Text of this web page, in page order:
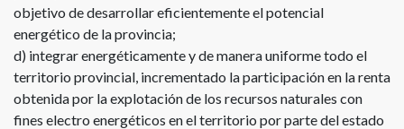
objetivo de desarrollar eficientemente el potencial
energético de la provincia;
d) integrar energéticamente y de manera uniforme todo el
territorio provincial, incrementado la participación en la renta
obtenida por la explotación de los recursos naturales con
fines electro energéticos en el territorio por parte del estado